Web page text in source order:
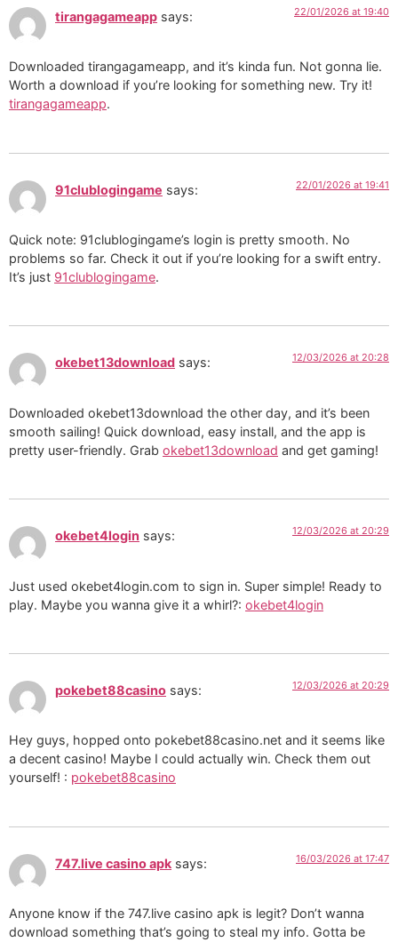
tirangagameapp says: 22/01/2026 at 19:40
Downloaded tirangagameapp, and it’s kinda fun. Not gonna lie.
Worth a download if you’re looking for something new. Try it!
tirangagameapp.
91clublogingame says: 22/01/2026 at 19:41
Quick note: 91clublogingame’s login is pretty smooth. No
problems so far. Check it out if you’re looking for a swift entry.
It’s just 91clublogingame.
okebet13download says: 12/03/2026 at 20:28
Downloaded okebet13download the other day, and it’s been
smooth sailing! Quick download, easy install, and the app is
pretty user-friendly. Grab okebet13download and get gaming!
okebet4login says: 12/03/2026 at 20:29
Just used okebet4login.com to sign in. Super simple! Ready to
play. Maybe you wanna give it a whirl?: okebet4login
pokebet88casino says: 12/03/2026 at 20:29
Hey guys, hopped onto pokebet88casino.net and it seems like
a decent casino! Maybe I could actually win. Check them out
yourself! : pokebet88casino
747.live casino apk says: 16/03/2026 at 17:47
Anyone know if the 747.live casino apk is legit? Don’t wanna
download something that’s going to steal my info. Gotta be